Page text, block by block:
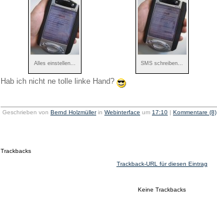
Alles einstellen... SMS schreiben...
Hab ich nicht ne tolle linke Hand?
Geschrieben von Bernd Holzmüllerin Webinterface um 17:10 | Kommentare (8)
Trackbacks
Trackback-URL für diesen Eintrag
Keine Trackbacks